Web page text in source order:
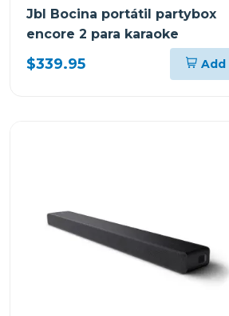
Jbl Bocina portátil partybox
encore 2 para karaoke
$339.95 Add